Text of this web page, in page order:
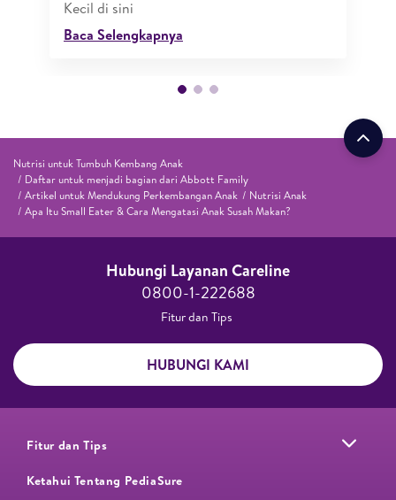
Kecil di sini
Baca Selengkapnya
Nutrisi untuk Tumbuh Kembang Anak
Daftar untuk menjadi bagian dari Abbott Family
Artikel untuk Mendukung Perkembangan Anak
Nutrisi Anak
Apa Itu Small Eater & Cara Mengatasi Anak Susah Makan?
Hubungi Layanan Careline​
0800-1-222688​
Fitur dan Tips ​
HUBUNGI KAMI
Fitur dan Tips
Ketahui Tentang PediaSure